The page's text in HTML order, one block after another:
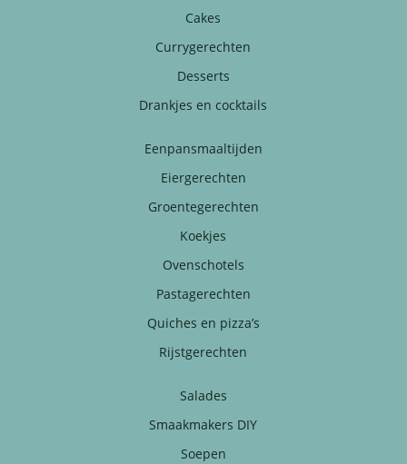
Cakes
Currygerechten
Desserts
Drankjes en cocktails
Eenpansmaaltijden
Eiergerechten
Groentegerechten
Koekjes
Ovenschotels
Pastagerechten
Quiches en pizza’s
Rijstgerechten
Salades
Smaakmakers DIY
Soepen